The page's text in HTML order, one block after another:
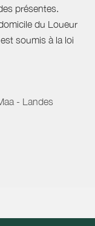
présentes.
du Loueur
soumis à la loi
- Landes